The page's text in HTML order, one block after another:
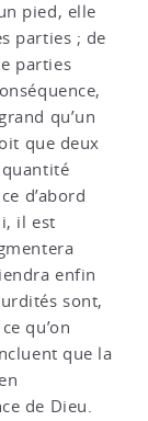
pied, elle
parties ; de
parties
qu’un
que deux
quantité
d’abord
il est
enfin
sont,
qu’on
que la
de Dieu.